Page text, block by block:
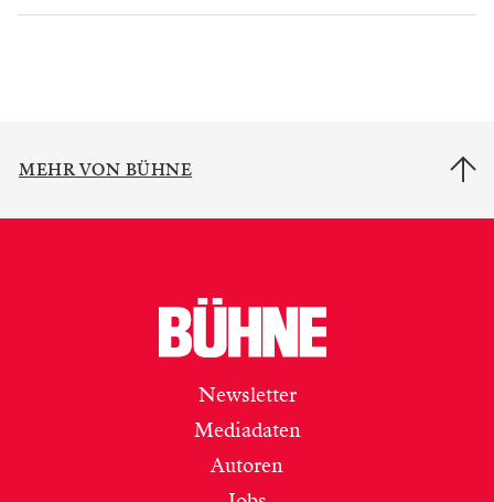
MEHR VON BÜHNE
Newsletter
Mediadaten
Autoren